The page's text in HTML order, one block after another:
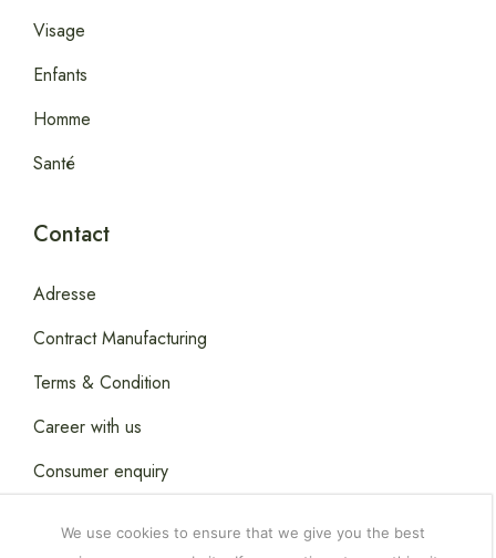
Visage
Enfants
Homme
Santé
Contact
Adresse
Contract Manufacturing
Terms & Condition
Career with us
Consumer enquiry
We use cookies to ensure that we give you the best